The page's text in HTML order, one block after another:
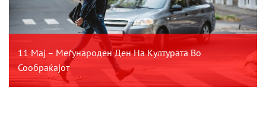
11 Мај – Меѓународен Ден На Културата Во
Сообраќајот